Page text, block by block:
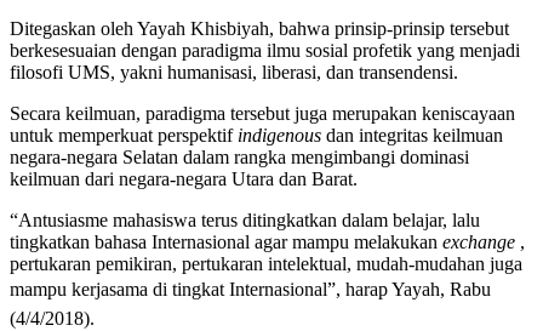
Ditegaskan oleh Yayah Khisbiyah, bahwa prinsip-prinsip tersebut
berkesesuaian dengan paradigma ilmu sosial profetik yang menjadi
filosofi UMS, yakni humanisasi, liberasi, dan transendensi.
Secara keilmuan, paradigma tersebut juga merupakan keniscayaan
untuk memperkuat perspektif indigenous dan integritas keilmuan
negara-negara Selatan dalam rangka mengimbangi dominasi
keilmuan dari negara-negara Utara dan Barat.
“Antusiasme mahasiswa terus ditingkatkan dalam belajar, lalu
tingkatkan bahasa Internasional agar mampu melakukan exchange ,
pertukaran pemikiran, pertukaran intelektual, mudah-mudahan juga
mampu kerjasama di tingkat Internasional”, harap Yayah, Rabu
(4/4/2018).